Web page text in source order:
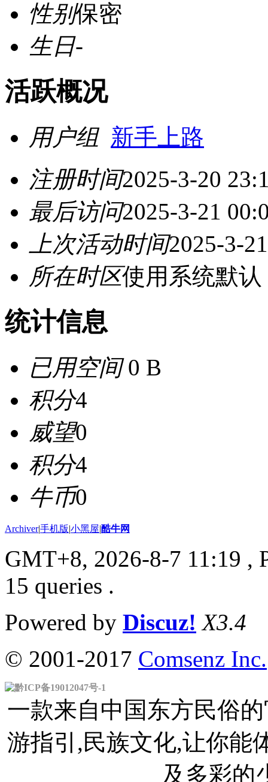
性别保密
生日-
活跃概况
用户组 新手上路
注册时间2025-3-20
最后访问2025-3-21
上次活动时间2025-3-
所在时区使用系统默认
统计信息
已用空间0 B
积分4
威望0
积分4
牛币0
Archiver|手机版|小黑屋|酷牛网
GMT+8, 2026-8-7 11:19 ,
15 queries .
Powered by Discuz! X3.4
© 2001-2017 Comsenz Inc.
黔ICP备19012047号-1
一款来自中国东方民俗
游指引,民族文化,让你能
及多彩的